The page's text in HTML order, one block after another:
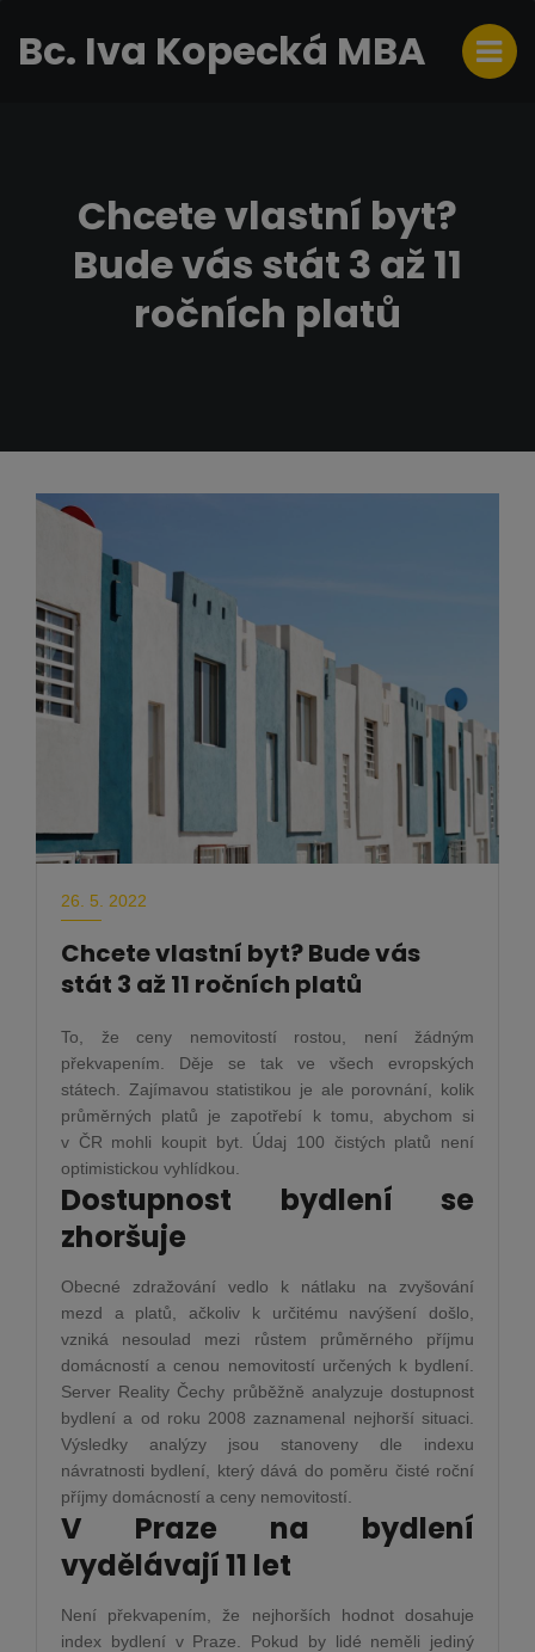
Bc. Iva Kopecká MBA
Chcete vlastní byt?
Bude vás stát 3 až 11
ročních platů
26. 5. 2022
Chcete vlastní byt? Bude vás
stát 3 až 11 ročních platů
To, že ceny nemovitostí rostou, není žádným
překvapením. Děje se tak ve všech evropských
státech. Zajímavou statistikou je ale porovnání, kolik
průměrných platů je zapotřebí k tomu, abychom si
v ČR mohli koupit byt. Údaj 100 čistých platů není
optimistickou vyhlídkou.
Dostupnost bydlení se
zhoršuje
Obecné zdražování vedlo k nátlaku na zvyšování
mezd a platů, ačkoliv k určitému navýšení došlo,
vzniká nesoulad mezi růstem průměrného příjmu
domácností a cenou nemovitostí určených k bydlení.
Server Reality Čechy průběžně analyzuje dostupnost
bydlení a od roku 2008 zaznamenal nejhorší situaci.
Výsledky analýzy jsou stanoveny dle indexu
návratnosti bydlení, který dává do poměru čisté roční
příjmy domácností a ceny nemovitostí.
V Praze na bydlení
vydělávají 11 let
Není překvapením, že nejhorších hodnot dosahuje
index bydlení v Praze. Pokud by lidé neměli jediný